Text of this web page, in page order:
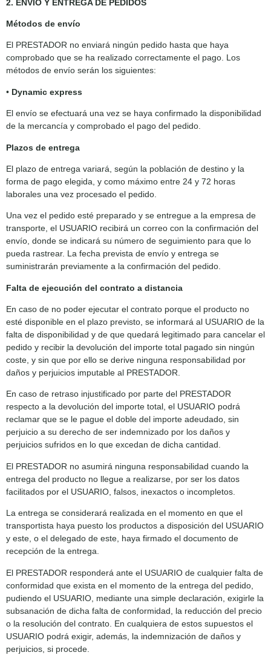
2. ENVÍO Y ENTREGA DE PEDIDOS
Métodos de envío
El PRESTADOR no enviará ningún pedido hasta que haya
comprobado que se ha realizado correctamente el pago. Los
métodos de envío serán los siguientes:
• Dynamic express
El envío se efectuará una vez se haya confirmado la disponibilidad
de la mercancía y comprobado el pago del pedido.
Plazos de entrega
El plazo de entrega variará, según la población de destino y la
forma de pago elegida, y como máximo entre 24 y 72 horas
laborales una vez procesado el pedido.
Una vez el pedido esté preparado y se entregue a la empresa de
transporte, el USUARIO recibirá un correo con la confirmación del
envío, donde se indicará su número de seguimiento para que lo
pueda rastrear. La fecha prevista de envío y entrega se
suministrarán previamente a la confirmación del pedido.
Falta de ejecución del contrato a distancia
En caso de no poder ejecutar el contrato porque el producto no
esté disponible en el plazo previsto, se informará al USUARIO de la
falta de disponibilidad y de que quedará legitimado para cancelar el
pedido y recibir la devolución del importe total pagado sin ningún
coste, y sin que por ello se derive ninguna responsabilidad por
daños y perjuicios imputable al PRESTADOR.
En caso de retraso injustificado por parte del PRESTADOR
respecto a la devolución del importe total, el USUARIO podrá
reclamar que se le pague el doble del importe adeudado, sin
perjuicio a su derecho de ser indemnizado por los daños y
perjuicios sufridos en lo que excedan de dicha cantidad.
El PRESTADOR no asumirá ninguna responsabilidad cuando la
entrega del producto no llegue a realizarse, por ser los datos
facilitados por el USUARIO, falsos, inexactos o incompletos.
La entrega se considerará realizada en el momento en que el
transportista haya puesto los productos a disposición del USUARIO
y este, o el delegado de este, haya firmado el documento de
recepción de la entrega.
El PRESTADOR responderá ante el USUARIO de cualquier falta de
conformidad que exista en el momento de la entrega del pedido,
pudiendo el USUARIO, mediante una simple declaración, exigirle la
subsanación de dicha falta de conformidad, la reducción del precio
o la resolución del contrato. En cualquiera de estos supuestos el
USUARIO podrá exigir, además, la indemnización de daños y
perjuicios, si procede.